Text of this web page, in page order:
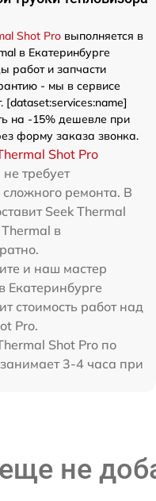
Shot Pro выполняется в
в Екатеринбурге
работ и запчасти
- мы в сервисе
на -15% дешевле при
форму заказа звонка.
Shot Pro
требует
ремонта. В
Seek Thermal
в
и наш мастер
Екатеринбурге
стоимость работ над
Pro.
Shot Pro по
3-4 часа при
не